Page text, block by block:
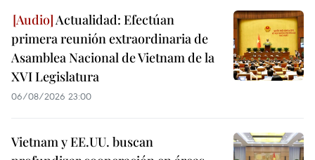
Actualidad: Efectúan
primera reunión extraordinaria de
Asamblea Nacional de Vietnam de la
XVI Legislatura
06/08/2026 23:00
Vietnam y EE.UU. buscan